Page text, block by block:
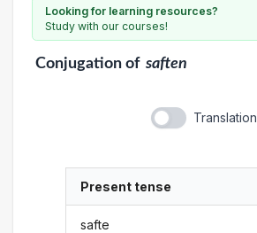
Looking for learning resources?
Study with our courses!
Conjugationof saften
Translation
Present tense
safte